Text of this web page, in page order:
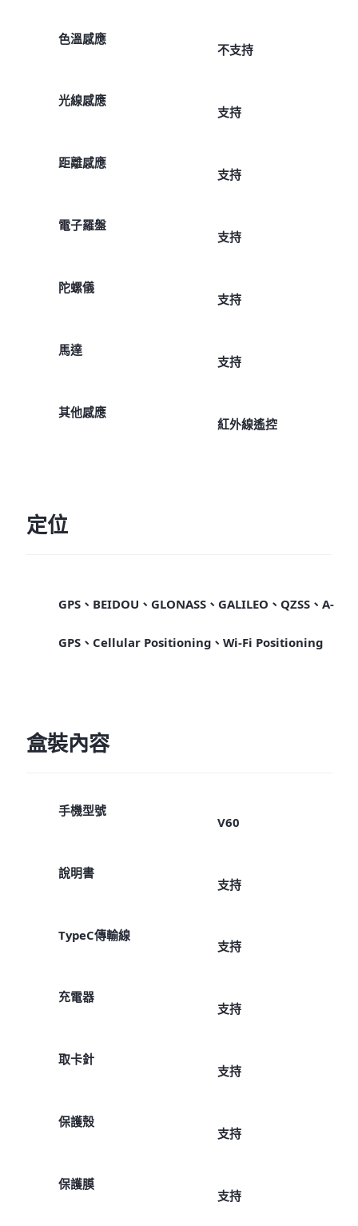
色溫感應
不支持
光線感應
支持
距離感應
支持
電子羅盤
支持
陀螺儀
支持
馬達
支持
其他感應
紅外線遙控
定位
GPS、BEIDOU、GLONASS、GALILEO、QZSS、A-
GPS、Cellular Positioning、Wi-Fi Positioning
盒裝內容
手機型號
V60
說明書
支持
TypeC傳輸線
支持
充電器
支持
取卡針
支持
保護殼
支持
保護膜
支持